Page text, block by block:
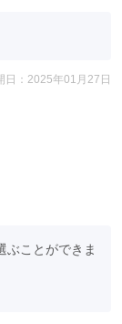
日：2025年01月27日
ぶことができま